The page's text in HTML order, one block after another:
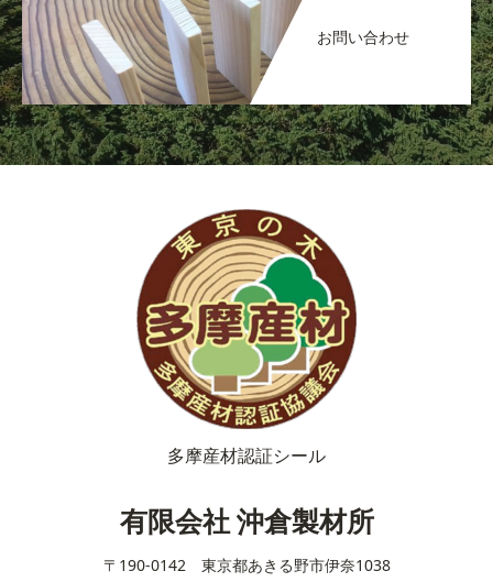
お問い合わせ
多摩産材認証シール
有限会社 沖倉製材所
〒190-0142 東京都あきる野市伊奈1038